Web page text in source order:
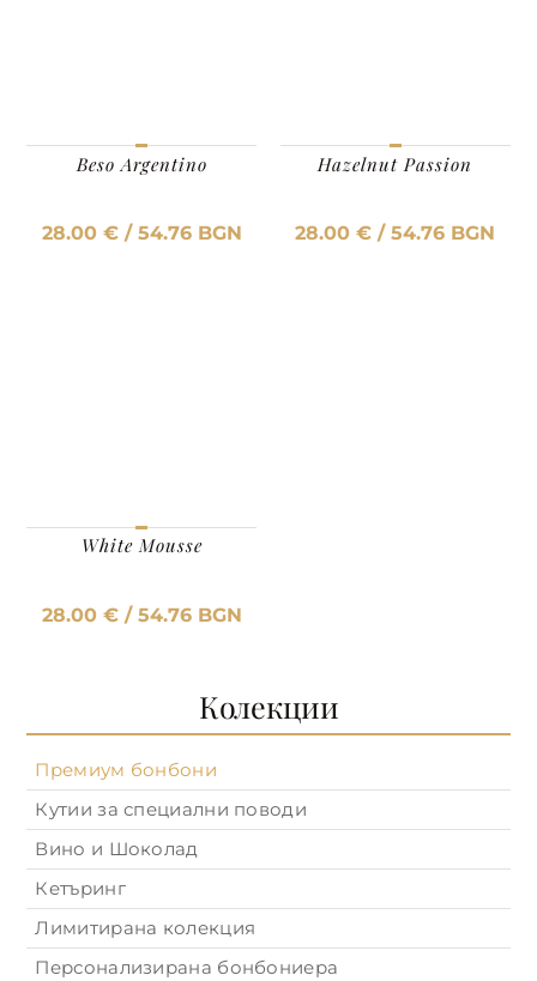
Beso Argentino
28.00 € / 54.76 BGN
Hazelnut Passion
28.00€ / 54.76 BGN
White Mousse
28.00 € / 54.76 BGN
Колекции
Премиум бонбони
Кутии за специални поводи
Вино и Шоколад
Кетъринг
Лимитирана колекция
Персонализирана бонбониера